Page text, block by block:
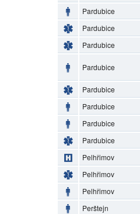
Pardubice
Pardubice
Pardubice
Pardubice
Pardubice
Pardubice
Pardubice
Pardubice
Pelhřimov
Pelhřimov
Pelhřimov
Perštejn